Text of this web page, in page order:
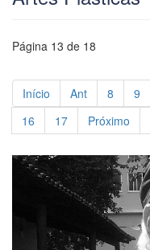
Página 13 de 18
Início Ant 8 9
16
17 Próximo